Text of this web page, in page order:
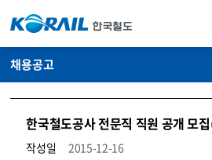
채용공고
한국철도공사 전문직 직원 공개 모
작성일
2015-12-16